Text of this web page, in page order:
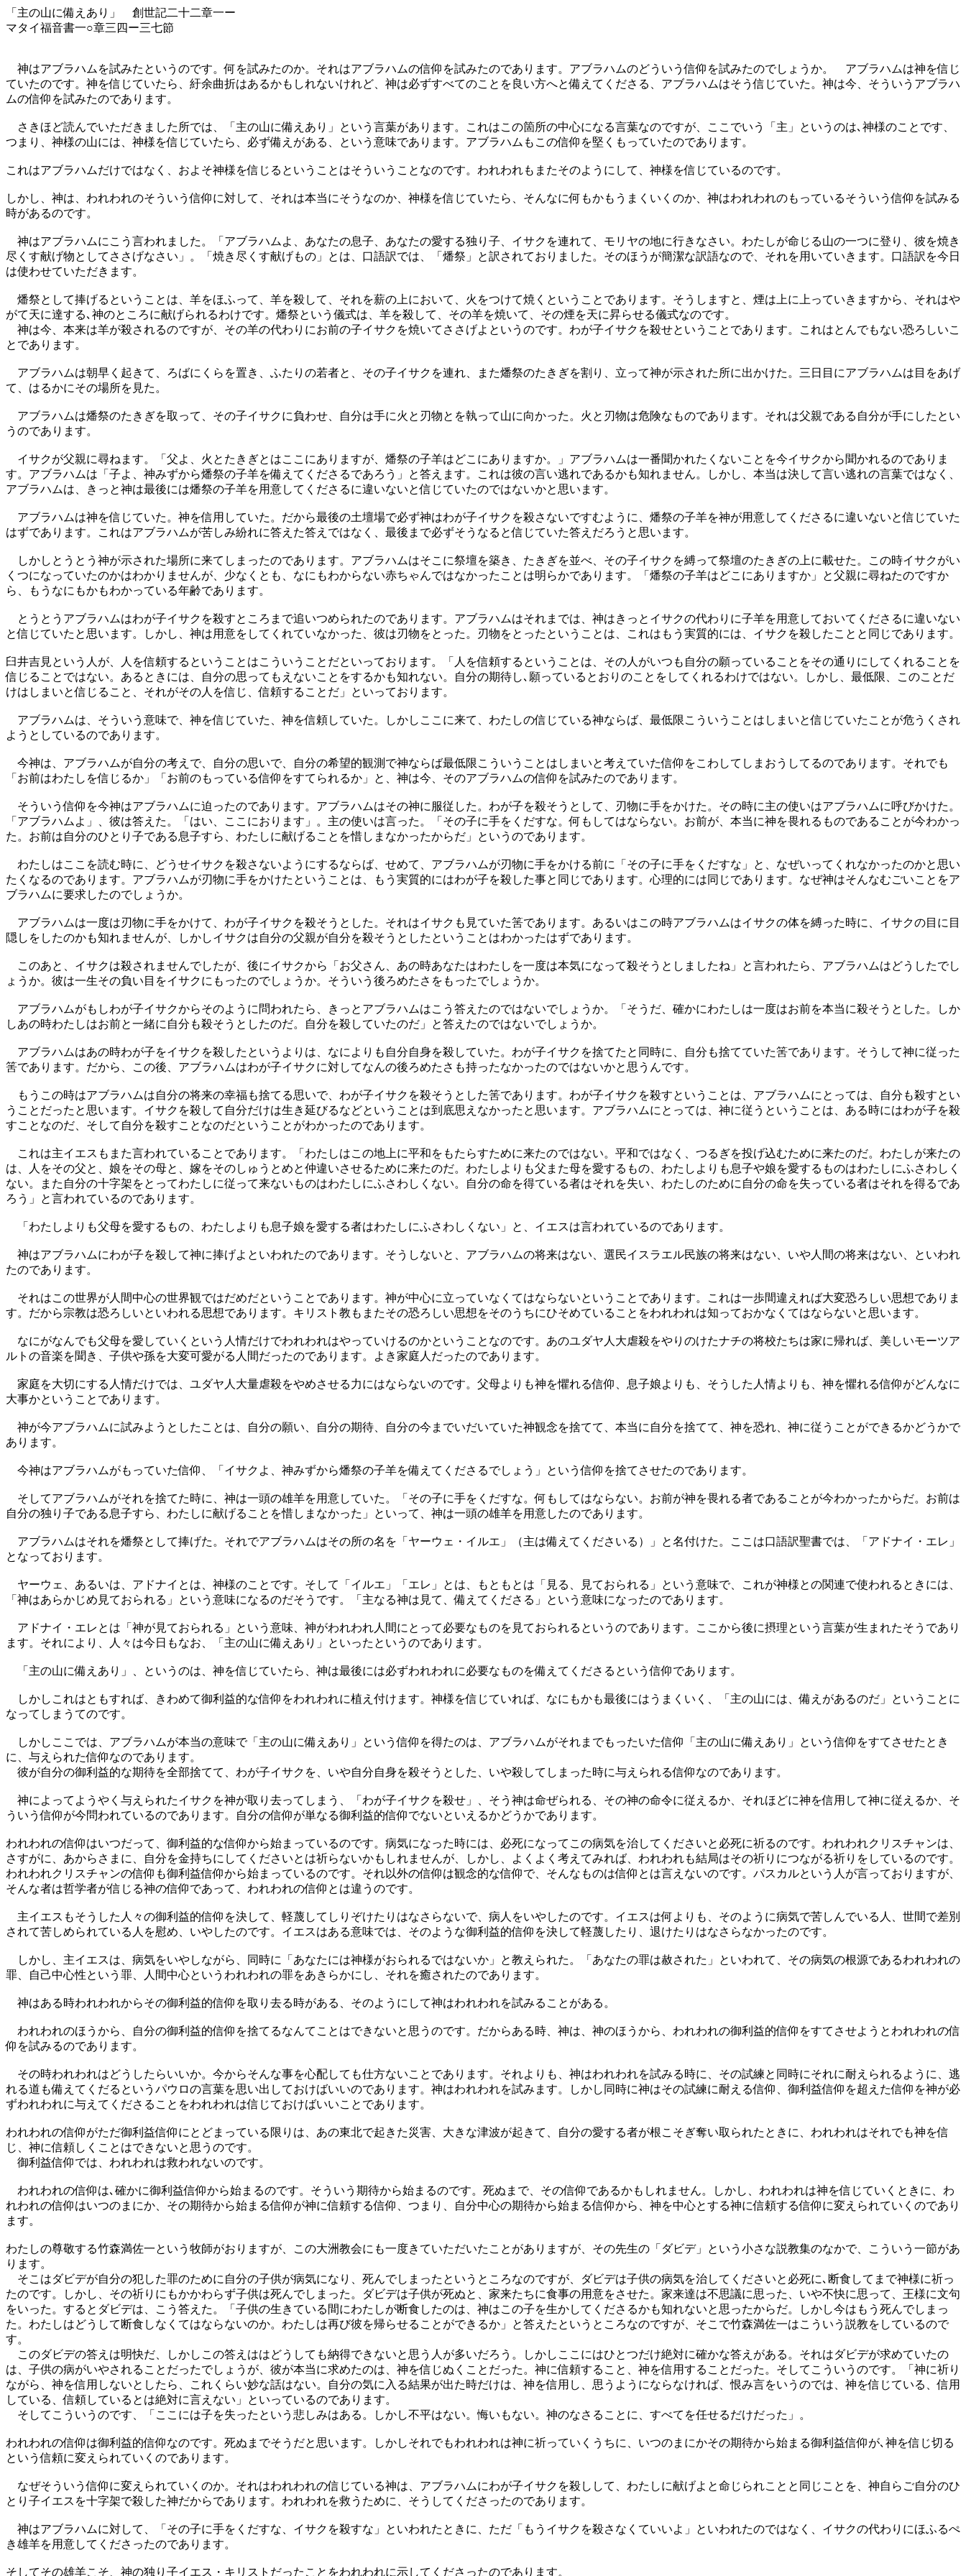
「主の山に備えあり」 創世記二十二章一ー
マタイ福音書一○章三四ー三七節
神はアブラハムを試みたというのです。何を試みたのか。それはアブラハムの信仰を試みたのであります。アブラハムのどういう信仰を試みたのでしょうか。 アブラハムは神を信じ
ていたのです。神を信じていたら、紆余曲折はあるかもしれないけれど、神は必ずすべてのことを良い方へと備えてくださる、アブラハムはそう信じていた。神は今、そういうアブラハ
ムの信仰を試みたのであります。
さきほど読んでいただきました所では、「主の山に備えあり」という言葉があります。これはこの箇所の中心になる言葉なのですが、ここでいう「主」というのは､神様のことです、
つまり、神様の山には、神様を信じていたら、必ず備えがある、という意味であります。アブラハムもこの信仰を堅くもっていたのであります。
これはアブラハムだけではなく、およそ神様を信じるということはそういうことなのです。われわれもまたそのようにして、神様を信じているのです。
しかし、神は、われわれのそういう信仰に対して、それは本当にそうなのか、神様を信じていたら、そんなに何もかもうまくいくのか、神はわれわれのもっているそういう信仰を試みる
時があるのです。
神はアブラハムにこう言われました。「アブラハムよ、あなたの息子、あなたの愛する独り子、イサクを連れて、モリヤの地に行きなさい。わたしが命じる山の一つに登り、彼を焼き
尽くす献げ物としてささげなさい」。「焼き尽くす献げもの」とは、口語訳では、「燔祭」と訳されておりました。そのほうが簡潔な訳語なので、それを用いていきます。口語訳を今日
は使わせていただきます。
燔祭として捧げるということは、羊をほふって、羊を殺して、それを薪の上において、火をつけて焼くということであります。そうしますと、煙は上に上っていきますから、それはや
がて天に達する､神のところに献げられるわけです。燔祭という儀式は、羊を殺して、その羊を焼いて、その煙を天に昇らせる儀式なのです。
神は今、本来は羊が殺されるのですが、その羊の代わりにお前の子イサクを焼いてささげよというのです。わが子イサクを殺せということであります。これはとんでもない恐ろしいこ
とであります。
アブラハムは朝早く起きて、ろばにくらを置き、ふたりの若者と、その子イサクを連れ、また燔祭のたきぎを割り、立って神が示された所に出かけた。三日目にアブラハムは目をあげ
て、はるかにその場所を見た。
アブラハムは燔祭のたきぎを取って、その子イサクに負わせ、自分は手に火と刃物とを執って山に向かった。火と刃物は危険なものであります。それは父親である自分が手にしたとい
うのであります。
イサクが父親に尋ねます。「父よ、火とたきぎとはここにありますが、燔祭の子羊はどこにありますか。」アブラハムは一番聞かれたくないことを今イサクから聞かれるのでありま
す。アブラハムは「子よ、神みずから燔祭の子羊を備えてくださるであろう」と答えます。これは彼の言い逃れであるかも知れません。しかし、本当は決して言い逃れの言葉ではなく、
アブラハムは、きっと神は最後には燔祭の子羊を用意してくださるに違いないと信じていたのではないかと思います。
アブラハムは神を信じていた。神を信用していた。だから最後の土壇場で必ず神はわが子イサクを殺さないですむように、燔祭の子羊を神が用意してくださるに違いないと信じていた
はずであります。これはアブラハムが苦しみ紛れに答えた答えではなく、最後まで必ずそうなると信じていた答えだろうと思います。
しかしとうとう神が示された場所に来てしまったのであります。アブラハムはそこに祭壇を築き、たきぎを並べ、その子イサクを縛って祭壇のたきぎの上に載せた。この時イサクがい
くつになっていたのかはわかりませんが、少なくとも、なにもわからない赤ちゃんではなかったことは明らかであります。「燔祭の子羊はどこにありますか」と父親に尋ねたのですか
ら、もうなにもかもわかっている年齢であります。
とうとうアブラハムはわが子イサクを殺すところまで追いつめられたのであります。アブラハムはそれまでは、神はきっとイサクの代わりに子羊を用意しておいてくださるに違いない
と信じていたと思います。しかし、神は用意をしてくれていなかった、彼は刃物をとった。刃物をとったということは、これはもう実質的には、イサクを殺したことと同じであります。
臼井吉見という人が、人を信頼するということはこういうことだといっております。「人を信頼するということは、その人がいつも自分の願っていることをその通りにしてくれることを
信じることではない。あるときには、自分の思ってもえないことをするかも知れない。自分の期待し､願っているとおりのことをしてくれるわけではない。しかし、最低限、このことだ
けはしまいと信じること、それがその人を信じ、信頼することだ」といっております。
アブラハムは、そういう意味で、神を信じていた、神を信頼していた。しかしここに来て、わたしの信じている神ならば、最低限こういうことはしまいと信じていたことが危うくされ
ようとしているのであります。
今神は、アブラハムが自分の考えで、自分の思いで、自分の希望的観測で神ならば最低限こういうことはしまいと考えていた信仰をこわしてしまおうしてるのであります。それでも
「お前はわたしを信じるか」「お前のもっている信仰をすてられるか」と、神は今、そのアブラハムの信仰を試みたのであります。
そういう信仰を今神はアブラハムに迫ったのであります。アブラハムはその神に服従した。わが子を殺そうとして、刃物に手をかけた。その時に主の使いはアブラハムに呼びかけた。
「アブラハムよ」、彼は答えた。「はい、ここにおります」。主の使いは言った。「その子に手をくだすな。何もしてはならない。お前が、本当に神を畏れるものであることが今わかっ
た。お前は自分のひとり子である息子すら、わたしに献げることを惜しまなかったからだ」というのであります。
わたしはここを読む時に、どうせイサクを殺さないようにするならば、せめて、アブラハムが刃物に手をかける前に「その子に手をくだすな」と、なぜいってくれなかったのかと思い
たくなるのであります。アブラハムが刃物に手をかけたということは、もう実質的にはわが子を殺した事と同じであります。心理的には同じであります。なぜ神はそんなむごいことをア
ブラハムに要求したのでしょうか。
アブラハムは一度は刃物に手をかけて、わが子イサクを殺そうとした。それはイサクも見ていた筈であります。あるいはこの時アブラハムはイサクの体を縛った時に、イサクの目に目
隠しをしたのかも知れませんが、しかしイサクは自分の父親が自分を殺そうとしたということはわかったはずであります。
このあと、イサクは殺されませんでしたが、後にイサクから「お父さん、あの時あなたはわたしを一度は本気になって殺そうとしましたね」と言われたら、アブラハムはどうしたでし
ょうか。彼は一生その負い目をイサクにもったのでしょうか。そういう後ろめたさをもったでしょうか。
アブラハムがもしわが子イサクからそのように問われたら、きっとアブラハムはこう答えたのではないでしょうか。「そうだ、確かにわたしは一度はお前を本当に殺そうとした。しか
しあの時わたしはお前と一緒に自分も殺そうとしたのだ。自分を殺していたのだ」と答えたのではないでしょうか。
アブラハムはあの時わが子をイサクを殺したというよりは、なによりも自分自身を殺していた。わが子イサクを捨てたと同時に、自分も捨てていた筈であります。そうして神に従った
筈であります。だから、この後、アブラハムはわが子イサクに対してなんの後ろめたさも持ったなかったのではないかと思うんです。
もうこの時はアブラハムは自分の将来の幸福も捨てる思いで、わが子イサクを殺そうとした筈であります。わが子イサクを殺すということは、アブラハムにとっては、自分も殺すとい
うことだったと思います。イサクを殺して自分だけは生き延びるなどということは到底思えなかったと思います。アブラハムにとっては、神に従うということは、ある時にはわが子を殺
すことなのだ、そして自分を殺すことなのだということがわかったのであります。
これは主イエスもまた言われていることであります。「わたしはこの地上に平和をもたらすために来たのではない。平和ではなく、つるぎを投げ込むために来たのだ。わたしが来たの
は、人をその父と、娘をその母と、嫁をそのしゅうとめと仲違いさせるために来たのだ。わたしよりも父また母を愛するもの、わたしよりも息子や娘を愛するものはわたしにふさわしく
ない。また自分の十字架をとってわたしに従って来ないものはわたしにふさわしくない。自分の命を得ている者はそれを失い、わたしのために自分の命を失っている者はそれを得るであ
ろう」と言われているのであります。
「わたしよりも父母を愛するもの、わたしよりも息子娘を愛する者はわたしにふさわしくない」と、イエスは言われているのであります。
神はアブラハムにわが子を殺して神に捧げよといわれたのであります。そうしないと、アブラハムの将来はない、選民イスラエル民族の将来はない、いや人間の将来はない、といわれ
たのであります。
それはこの世界が人間中心の世界観ではだめだということであります。神が中心に立っていなくてはならないということであります。これは一歩間違えれば大変恐ろしい思想でありま
す。だから宗教は恐ろしいといわれる思想であります。キリスト教もまたその恐ろしい思想をそのうちにひそめていることをわれわれは知っておかなくてはならないと思います。
なにがなんでも父母を愛していくという人情だけでわれわれはやっていけるのかということなのです。あのユダヤ人大虐殺をやりのけたナチの将校たちは家に帰れば、美しいモーツア
ルトの音楽を聞き、子供や孫を大変可愛がる人間だったのであります。よき家庭人だったのであります。
家庭を大切にする人情だけでは、ユダヤ人大量虐殺をやめさせる力にはならないのです。父母よりも神を懼れる信仰、息子娘よりも、そうした人情よりも、神を懼れる信仰がどんなに
大事かということであります。
神が今アブラハムに試みようとしたことは、自分の願い、自分の期待、自分の今までいだいていた神観念を捨てて、本当に自分を捨てて、神を恐れ、神に従うことができるかどうかで
あります。
今神はアブラハムがもっていた信仰、「イサクよ、神みずから燔祭の子羊を備えてくださるでしょう」という信仰を捨てさせたのであります。
そしてアブラハムがそれを捨てた時に、神は一頭の雄羊を用意していた。「その子に手をくだすな。何もしてはならない。お前が神を畏れる者であることが今わかったからだ。お前は
自分の独り子である息子すら、わたしに献げることを惜しまなかった」といって、神は一頭の雄羊を用意したのであります。
アブラハムはそれを燔祭として捧げた。それでアブラハムはその所の名を「ヤーウェ・イルエ」（主は備えてくださいる）」と名付けた。ここは口語訳聖書では、「アドナイ・エレ」
となっております。
ヤーウェ、あるいは、アドナイとは、神様のことです。そして「イルエ」「エレ」とは、もともとは「見る、見ておられる」という意味で、これが神様との関連で使われるときには、
「神はあらかじめ見ておられる」という意味になるのだそうです。「主なる神は見て、備えてくださる」という意味になったのであります。
アドナイ・エレとは「神が見ておられる」という意味、神がわれわれ人間にとって必要なものを見ておられるというのであります。ここから後に摂理という言葉が生まれたそうであり
ます。それにより、人々は今日もなお、「主の山に備えあり」といったというのであります。
「主の山に備えあり」、というのは、神を信じていたら、神は最後には必ずわれわれに必要なものを備えてくださるという信仰であります。
しかしこれはともすれば、きわめて御利益的な信仰をわれわれに植え付けます。神様を信じていれば、なにもかも最後にはうまくいく、「主の山には、備えがあるのだ」ということに
なってしまうてのです。
しかしここでは、アブラハムが本当の意味で「主の山に備えあり」という信仰を得たのは、アブラハムがそれまでもったいた信仰「主の山に備えあり」という信仰をすてさせたとき
に、与えられた信仰なのであります。
彼が自分の御利益的な期待を全部捨てて、わが子イサクを、いや自分自身を殺そうとした、いや殺してしまった時に与えられる信仰なのであります。
神によってようやく与えられたイサクを神が取り去ってしまう、「わが子イサクを殺せ」、そう神は命ぜられる、その神の命令に従えるか、それほどに神を信用して神に従えるか、そ
ういう信仰が今問われているのであります。自分の信仰が単なる御利益的信仰でないといえるかどうかであります。
われわれの信仰はいつだって、御利益的な信仰から始まっているのです。病気になった時には、必死になってこの病気を治してくださいと必死に祈るのです。われわれクリスチャンは、
さすがに、あからさまに、自分を金持ちにしてくださいとは祈らないかもしれませんが、しかし、よくよく考えてみれば、われわれも結局はその祈りにつながる祈りをしているのです。
われわれクリスチャンの信仰も御利益信仰から始まっているのです。それ以外の信仰は観念的な信仰で、そんなものは信仰とは言えないのです。パスカルという人が言っておりますが、
そんな者は哲学者が信じる神の信仰であって、われわれの信仰とは違うのです。
主イエスもそうした人々の御利益的信仰を決して、軽蔑してしりぞけたりはなさらないで、病人をいやしたのです。イエスは何よりも、そのように病気で苦しんでいる人、世間で差別
されて苦しめられている人を慰め、いやしたのです。イエスはある意味では、そのような御利益的信仰を決して軽蔑したり、退けたりはなさらなかったのです。
しかし、主イエスは、病気をいやしながら、同時に「あなたには神様がおられるではないか」と教えられた。「あなたの罪は赦された」といわれて、その病気の根源であるわれわれの
罪、自己中心性という罪、人間中心というわれわれの罪をあきらかにし、それを癒されたのであります。
神はある時われわれからその御利益的信仰を取り去る時がある、そのようにして神はわれわれを試みることがある。
われわれのほうから、自分の御利益的信仰を捨てるなんてことはできないと思うのです。だからある時、神は、神のほうから、われわれの御利益的信仰をすてさせようとわれわれの信
仰を試みるのであります。
その時われわれはどうしたらいいか。今からそんな事を心配しても仕方ないことであります。それよりも、神はわれわれを試みる時に、その試練と同時にそれに耐えられるように、逃
れる道も備えてくだるというパウロの言葉を思い出しておけばいいのであります。神はわれわれを試みます。しかし同時に神はその試練に耐える信仰、御利益信仰を超えた信仰を神が必
ずわれわれに与えてくださることをわれわれは信じておけばいいことであります。
われわれの信仰がただ御利益信仰にとどまっている限りは、あの東北で起きた災害、大きな津波が起きて、自分の愛する者が根こそぎ奪い取られたときに、われわれはそれでも神を信
じ、神に信頼しくことはできないと思うのです。
御利益信仰では、われわれは救われないのです。
われわれの信仰は､確かに御利益信仰から始まるのです。そういう期待から始まるのです。死ぬまで、その信仰であるかもしれません。しかし、われわれは神を信じていくときに、わ
れわれの信仰はいつのまにか、その期待から始まる信仰が神に信頼する信仰、つまり、自分中心の期待から始まる信仰から、神を中心とする神に信頼する信仰に変えられていくのであり
ます。
わたしの尊敬する竹森満佐一という牧師がおりますが、この大洲教会にも一度きていただいたことがありますが、その先生の「ダビデ」という小さな説教集のなかで、こういう一節があ
ります。
そこはダビデが自分の犯した罪のために自分の子供が病気になり、死んでしまったというところなのですが、ダビデは子供の病気を治してくださいと必死に､断食してまで神様に祈っ
たのです。しかし、その祈りにもかかわらず子供は死んでしまった。ダビデは子供が死ぬと、家来たちに食事の用意をさせた。家来達は不思議に思った、いや不快に思って、王様に文句
をいった。するとダビデは、こう答えた。「子供の生きている間にわたしが断食したのは、神はこの子を生かしてくださるかも知れないと思ったからだ。しかし今はもう死んでしまっ
た。わたしはどうして断食しなくてはならないのか。わたしは再び彼を帰らせることができるか」と答えたというところなのですが、そこで竹森満佐一はこういう説教をしているので
す。
このダビデの答えは明快だ、しかしこの答えははどうしても納得できないと思う人が多いだろう。しかしここにはひとつだけ絶対に確かな答えがある。それはダビデが求めていたの
は、子供の病がいやされることだったでしょうが、彼が本当に求めたのは、神を信じぬくことだった。神に信頼すること、神を信用することだった。そしてこういうのです。「神に祈り
ながら、神を信用しないとしたら、これくらい妙な話はない。自分の気に入る結果が出た時だけは、神を信用し、思うようにならなければ、恨み言をいうのでは、神を信じている、信用
している、信頼しているとは絶対に言えない」といっているのであります。
そしてこういうのです、「ここには子を失ったという悲しみはある。しかし不平はない。悔いもない。神のなさることに、すべてを任せるだけだった」。
われわれの信仰は御利益的信仰なのです。死ぬまでそうだと思います。しかしそれでもわれわれは神に祈っていくうちに、いつのまにかその期待から始まる御利益信仰が､神を信じ切る
という信頼に変えられていくのであります。
なぜそういう信仰に変えられていくのか。それはわれわれの信じている神は、アブラハムにわが子イサクを殺しして、わたしに献げよと命じられことと同じことを、神自らご自分のひ
とり子イエスを十字架で殺した神だからであります。われわれを救うために、そうしてくださったのであります。
神はアブラハムに対して、「その子に手をくだすな、イサクを殺すな」といわれたときに、ただ「もうイサクを殺さなくていいよ」といわれたのではなく、イサクの代わりにほふるぺ
き雄羊を用意してくださったのであります。
そしてその雄羊こそ、神の独り子イエス・キリストだったことをわれわれに示してくださったのであります。